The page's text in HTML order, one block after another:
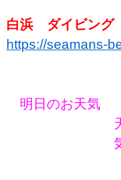
白浜 ダイビング
https://seamans-
明日のお天気
天気 晴
気温